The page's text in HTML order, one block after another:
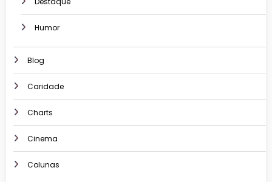
Humor
Blog
Caridade
Charts
Cinema
Colunas